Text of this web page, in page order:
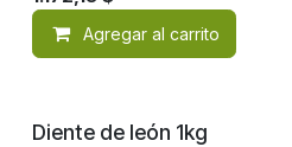
Agregar al carrito
Diente de león 1kg